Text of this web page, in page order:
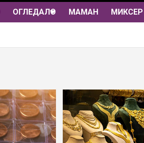
ОГЛЕДАЛО МАМАН МИКСЕР